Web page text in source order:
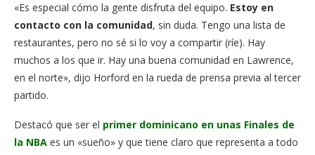
«Es especial cómo la gente disfruta del equipo. Estoy en
contacto con la comunidad, sin duda. Tengo una lista de
restaurantes, pero no sé si lo voy a compartir (ríe). Hay
muchos a los que ir. Hay una buena comunidad en Lawrence,
en el norte», dijo Horford en la rueda de prensa previa al tercer
partido.
Destacó que ser el primer dominicano en unas Finales de
la NBA es un «sueño» y que tiene claro que representa a todo